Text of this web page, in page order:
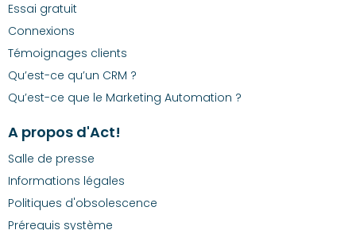
Essai gratuit
Connexions
Témoignages clients
Qu’est-ce qu’un CRM ?
Qu’est-ce que le Marketing Automation ?
A propos d'Act!
Salle de presse
Informations légales
Politiques d'obsolescence
Prérequis système